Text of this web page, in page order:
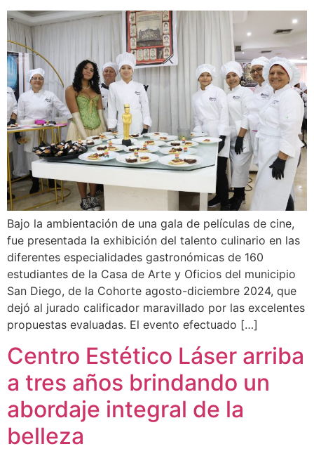
Bajo la ambientación de una gala de películas de cine,
fue presentada la exhibición del talento culinario en las
diferentes especialidades gastronómicas de 160
estudiantes de la Casa de Arte y Oficios del municipio
San Diego, de la Cohorte agosto-diciembre 2024, que
dejó al jurado calificador maravillado por las excelentes
propuestas evaluadas. El evento efectuado […]
Centro Estético Láser arriba
a tres años brindando un
abordaje integral de la
belleza